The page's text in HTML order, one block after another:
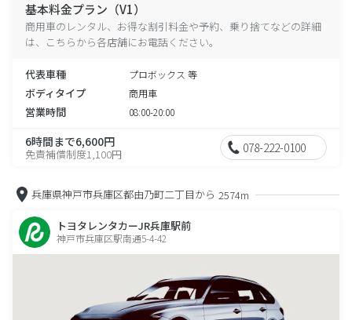
基本料金プラン（V1）
商用車のレンタル、お得な割引料金や予約、乗り捨てなどの詳細
は、こちらから各店舗にお電話ください。
代表車種 プロボックス 等
ボディタイプ 商用車
営業時間 08:00-20:00
6時間まで6,600円
免責補償制度1,100円 078-222-0100
兵庫県神戸市兵庫区都由乃町二丁目から 2574m
トヨタレンタカーJR兵庫駅前
神戸市兵庫区駅南通5-4-42